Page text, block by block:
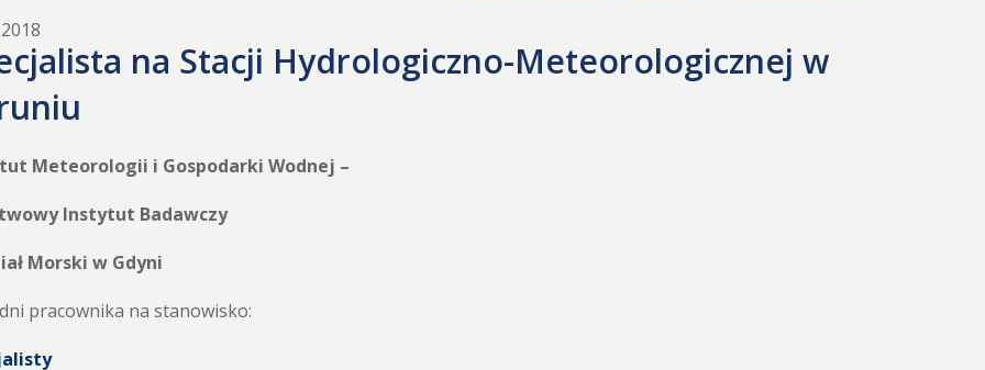
na Stacji Hydrologiczno-Meteorologicznej w
Meteorologii i Gospodarki Wodnej –
Instytut Badawczy
Morski w Gdyni
pracownika na stanowisko: